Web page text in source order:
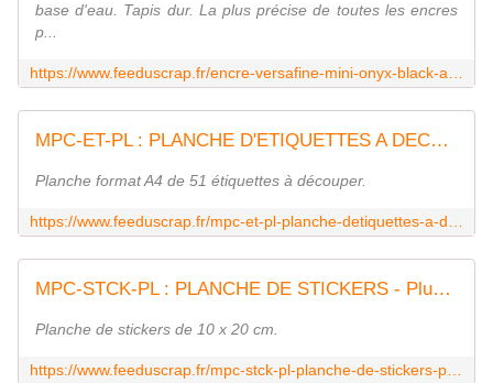
base d'eau. Tapis dur. La plus précise de toutes les encres
p...
MPC-ET-PL : PLANCHE D'ETIQUETTES A DECOUPER - PluME Fée du Scrap
Planche format A4 de 51 étiquettes à découper.
MPC-STCK-PL : PLANCHE DE STICKERS - Plume Fée du Scrap
Planche de stickers de 10 x 20 cm.